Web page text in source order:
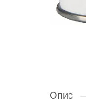
Опис